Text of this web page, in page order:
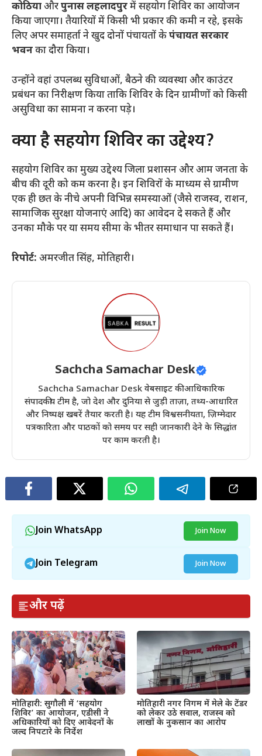
कोठियाऔरपुनास लहलादपुरमें सहयोग शिविर का आयोजन
किया जाएगा। तैयारियों में किसी भी प्रकार की कमी न रहे, इसके
लिए अपर समाहर्ता ने खुद दोनों पंचायतों केपंचायत सरकार
भवनका दौरा किया।
​उन्होंने वहां उपलब्ध सुविधाओं, बैठने की व्यवस्था और काउंटर
प्रबंधन का निरीक्षण किया ताकि शिविर के दिन ग्रामीणों को किसी
असुविधा का सामना न करना पड़े।
​क्या है सहयोग शिविर का उद्देश्य?
​सहयोग शिविर का मुख्य उद्देश्य जिला प्रशासन और आम जनता के
बीच की दूरी को कम करना है। इन शिविरों के माध्यम से ग्रामीण
एक ही छत के नीचे अपनी विभिन्न समस्याओं (जैसे राजस्व, राशन,
सामाजिक सुरक्षा योजनाएं आदि) का आवेदन दे सकते हैं और
उनका मौके पर या समय सीमा के भीतर समाधान पा सकते हैं।
रिपोर्ट: अमरजीत सिंह, मोतिहारी।
Sachcha Samachar Desk
Sachcha Samachar Desk वेबसाइट की आधिकारिक
संपादकीय टीम है, जो देश और दुनिया से जुड़ी ताज़ा, तथ्य-आधारित
और निष्पक्ष खबरें तैयार करती है। यह टीम विश्वसनीयता, ज़िम्मेदार
पत्रकारिता और पाठकों को समय पर सही जानकारी देने के सिद्धांत
पर काम करती है।
Join WhatsApp Join Now
Join Telegram Join Now
और पढ़ें
मोतिहारी: सुगौली में ‘सहयोग
शिविर’ का आयोजन, एडीसी ने
अधिकारियों को दिए आवेदनों के
जल्द निपटारे के निर्देश
मोतिहारी नगर निगम में मेले के टेंडर
को लेकर उठे सवाल, राजस्व को
लाखों के नुकसान का आरोप